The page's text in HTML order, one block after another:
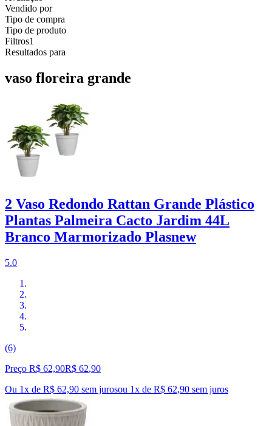
Vendido por
Tipo de compra
Tipo de produto
Filtros1
Resultados para
vaso floreira grande
2 Vaso Redondo Rattan Grande Plástico
Plantas Palmeira Cacto Jardim 44L
Branco Marmorizado Plasnew
5.0
(6)
Preço R$ 62,90R$ 62,90
Ou 1x de R$ 62,90 sem jurosou 1x de R$ 62,90 sem juros